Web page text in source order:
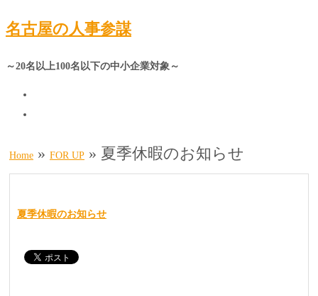
名古屋の人事参謀
～20名以上100名以下の中小企業対象～
Home » FOR UP » 夏季休暇のお知らせ
夏季休暇のお知らせ